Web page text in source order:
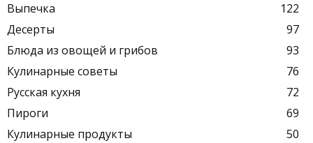
Выпечка
122
Десерты
97
Блюда из овощей и грибов
93
Кулинарные советы
76
Русская кухня
72
Пироги
69
Кулинарные продукты
50